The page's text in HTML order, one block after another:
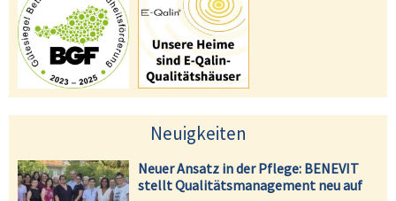
Neuigkeiten
Neuer Ansatz in der Pflege: BENEVIT
stellt Qualitätsmanagement neu auf